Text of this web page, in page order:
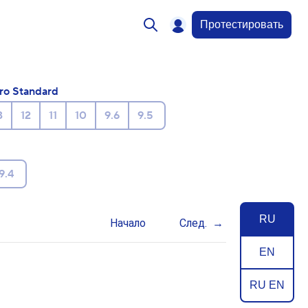
Протестировать
Standard
12 11 10 9.6 9.5
RU
EN
RU EN
Начало След.